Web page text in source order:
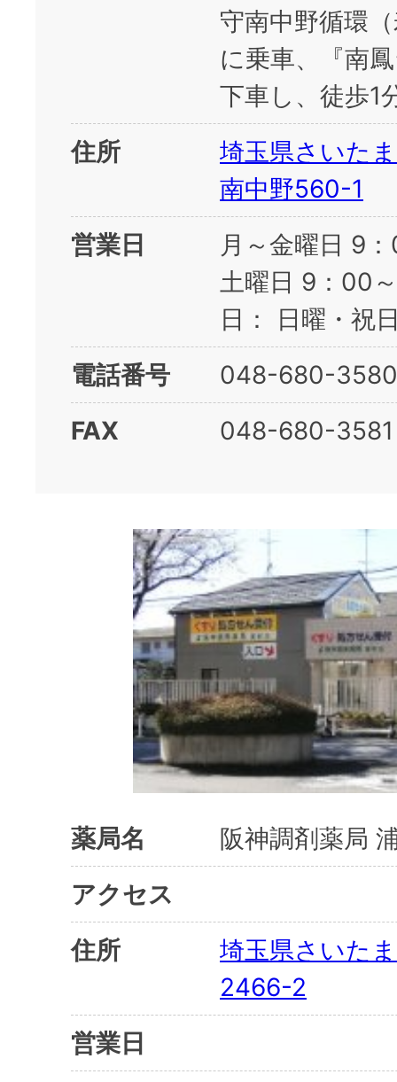
守南中野循環
に乗車、『南
下車し、徒歩1
住所
埼玉県さいた
南中野560-1
営業日
月～金曜日 9
土曜日 9：00
日： 日曜・祝
電話番号
048-680-3580
FAX
048-680-3581
薬局名
阪神調剤薬局
アクセス
住所
埼玉県さいた
2466-2
営業日